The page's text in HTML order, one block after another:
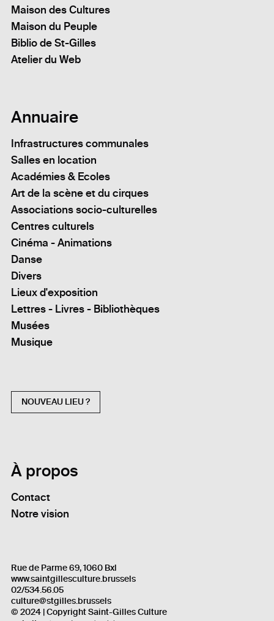
Maison des Cultures
Maison du Peuple
Biblio de St-Gilles
Atelier du Web
Annuaire
Infrastructures communales
Salles en location
Académies & Ecoles
Art de la scène et du cirques
Associations socio-culturelles
Centres culturels
Cinéma - Animations
Danse
Divers
Lieux d'exposition
Lettres - Livres - Bibliothèques
Musées
Musique
NOUVEAU LIEU ?
À propos
Contact
Notre vision
Rue de Parme 69, 1060 Bxl
www.saintgillesculture.brussels
02/534.56.05
culture@stgilles.brussels
© 2024 | Copyright Saint-Gilles Culture